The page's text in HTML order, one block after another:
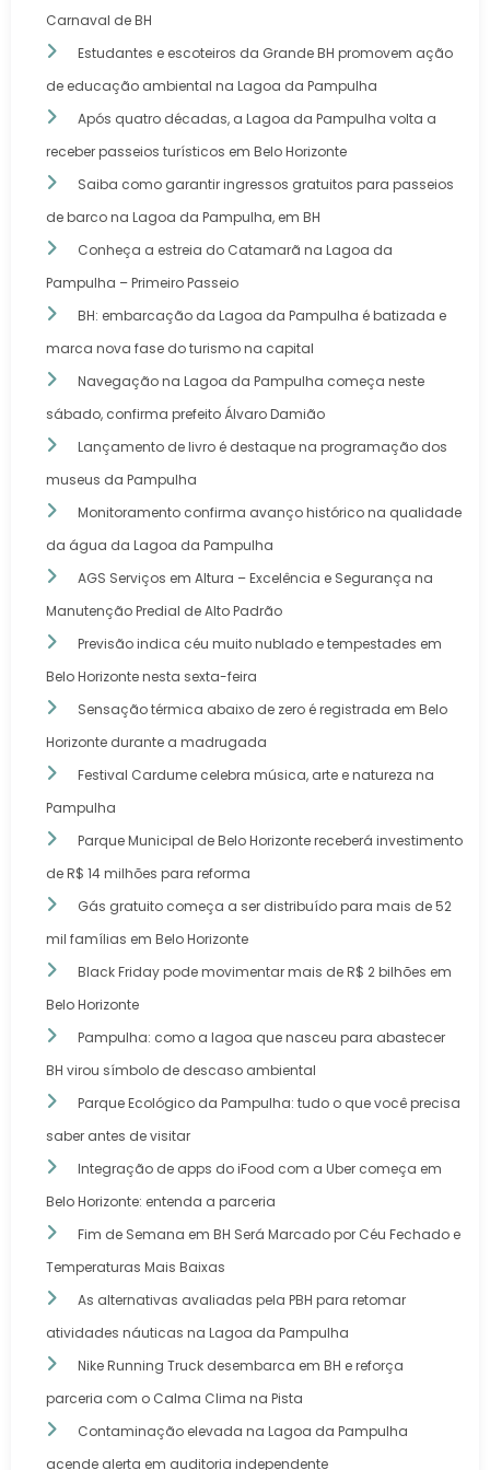
Carnaval de BH
Estudantes e escoteiros da Grande BH promovem ação
de educação ambiental na Lagoa da Pampulha
Após quatro décadas, a Lagoa da Pampulha volta a
receber passeios turísticos em Belo Horizonte
Saiba como garantir ingressos gratuitos para passeios
de barco na Lagoa da Pampulha, em BH
Conheça a estreia do Catamarã na Lagoa da
Pampulha – Primeiro Passeio
BH: embarcação da Lagoa da Pampulha é batizada e
marca nova fase do turismo na capital
Navegação na Lagoa da Pampulha começa neste
sábado, confirma prefeito Álvaro Damião
Lançamento de livro é destaque na programação dos
museus da Pampulha
Monitoramento confirma avanço histórico na qualidade
da água da Lagoa da Pampulha
AGS Serviços em Altura – Excelência e Segurança na
Manutenção Predial de Alto Padrão
Previsão indica céu muito nublado e tempestades em
Belo Horizonte nesta sexta-feira
Sensação térmica abaixo de zero é registrada em Belo
Horizonte durante a madrugada
Festival Cardume celebra música, arte e natureza na
Pampulha
Parque Municipal de Belo Horizonte receberá investimento
de R$ 14 milhões para reforma
Gás gratuito começa a ser distribuído para mais de 52
mil famílias em Belo Horizonte
Black Friday pode movimentar mais de R$ 2 bilhões em
Belo Horizonte
Pampulha: como a lagoa que nasceu para abastecer
BH virou símbolo de descaso ambiental
Parque Ecológico da Pampulha: tudo o que você precisa
saber antes de visitar
Integração de apps do iFood com a Uber começa em
Belo Horizonte: entenda a parceria
Fim de Semana em BH Será Marcado por Céu Fechado e
Temperaturas Mais Baixas
As alternativas avaliadas pela PBH para retomar
atividades náuticas na Lagoa da Pampulha
Nike Running Truck desembarca em BH e reforça
parceria com o Calma Clima na Pista
Contaminação elevada na Lagoa da Pampulha
acende alerta em auditoria independente